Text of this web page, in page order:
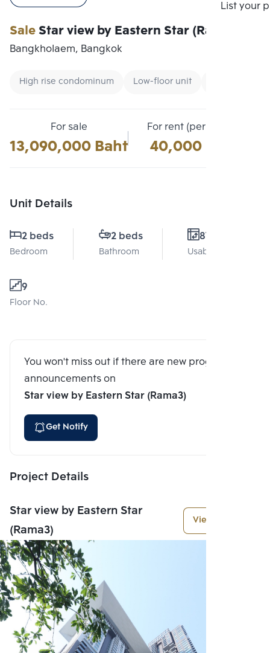
List your
SaleStar view by Eastern Star (Rama3)
Bangkholaem, Bangkok
High rise condominum Low-floor unit
For sale
13,090,000 Baht
For rent (per month)
40,000 Baht
Unit Details
2 beds
Bedroom
2 beds
Bathroom
87 Sq.m.
Usable area
9
Floor No.
You won't miss out if there are new program
announcements on
Star view by Eastern Star (Rama3)
Get Notify
Project Details
Star view by Eastern Star
(Rama3)
View More